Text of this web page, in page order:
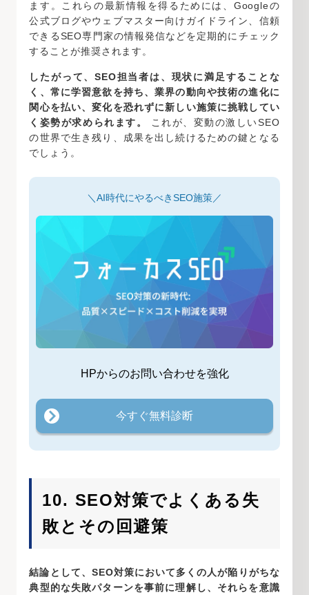
ます。これらの最新情報を得るためには、Googleの
公式ブログやウェブマスター向けガイドライン、信頼
できるSEO専門家の情報発信などを定期的にチェック
することが推奨されます。
したがって、SEO担当者は、現状に満足することな
く、常に学習意欲を持ち、業界の動向や技術の進化に
関心を払い、変化を恐れずに新しい施策に挑戦してい
く姿勢が求められます。
これが、変動の激しいSEO
の世界で生き残り、成果を出し続けるための鍵となる
でしょう。
＼AI時代にやるべきSEO施策／
HPからのお問い合わせを強化
今すぐ無料診断
10. SEO対策でよくある失
敗とその回避策
結論として、SEO対策において多くの人が陥りがちな
典型的な失敗パターンを事前に理解し、それらを意識